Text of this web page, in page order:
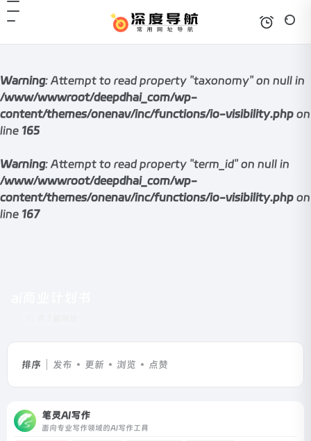
Warning: Attempt to read property "taxonomy" on null in
/www/wwwroot/deepdhai_com/wp-
content/themes/onenav/inc/functions/io-visibility.php on
line 165
Warning: Attempt to read property "term_id" on null in
/www/wwwroot/deepdhai_com/wp-
content/themes/onenav/inc/functions/io-visibility.php on
line 167
排序 发布 更新 浏览 点赞
笔灵AI写作
面向专业写作领域的AI写作工具